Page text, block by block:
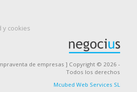
y cookies
de empresas ] Copyright © 2026 -
Todos los derechos
Mcubed Web Services SL